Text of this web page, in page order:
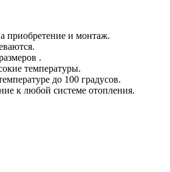
приобретение и монтаж.
.
температуры.
до 100 градусов.
к любой системе отопления.